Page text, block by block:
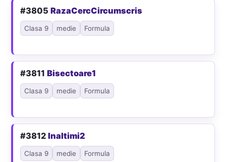
#3805RazaCercCircumscris
Clasa 9 medie Formula
#3811Bisectoare1
Clasa 9 medie Formula
#3812Inaltimi2
Clasa 9 medie Formula